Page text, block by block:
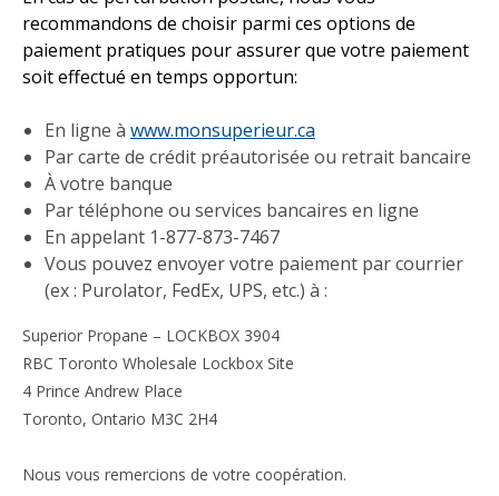
recommandons de choisir parmi ces options de
paiement pratiques pour assurer que votre paiement
soit effectué en temps opportun:
En ligne à www.monsuperieur.ca
Par carte de crédit préautorisée ou retrait bancaire
À votre banque
Par téléphone ou services bancaires en ligne
En appelant 1-877-873-7467
Vous pouvez envoyer votre paiement par courrier
(ex : Purolator, FedEx, UPS, etc.) à :
Superior Propane – LOCKBOX 3904
RBC Toronto Wholesale Lockbox Site
4 Prince Andrew Place
Toronto, Ontario M3C 2H4
Nous vous remercions de votre coopération.